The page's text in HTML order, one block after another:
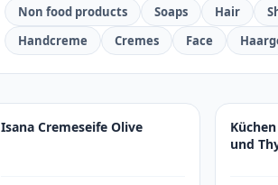
Non food products Soaps Hair
Handcreme
Cremes Face
Isana Cremeseife Olive
und